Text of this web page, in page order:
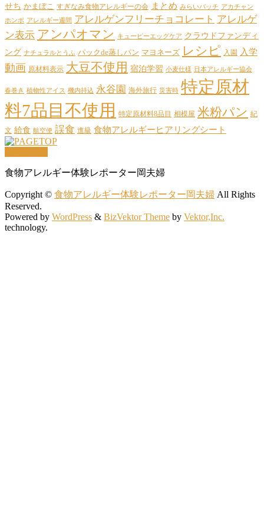
せち かまぼこ すぎなみ食物アレルギーの会 まとめ みらいバッチ アカチャン
ホンポ アレルギー週間 アレルゲンフリーチョコレート アレルゲ
ン表示 アンパオマン キューピーエッグケア クラウドファンディ
ング ナチュラルとうふ パックde蒸しパン マヨネーズ レシピ 入園 入学
動画 原材料表示 大豆不使用 宿泊学習 小麦仕様 日本アレルギー協会
春巻き 植物性アイス 機内持込 永谷園 海外旅行 災害時 特定原材
料7品目不使用
特定原材料8品目 相模屋 米粉パン 紀
文 給食 航空便 誤食 進級 食物アレルギーヒアリングシート
食物アレルギー体験レポーター岡夫婦
Copyright © 食物アレルギー体験レポーター岡夫婦 All Rights
Reserved.
Powered by WordPress & BizVektor Theme by Vektor,Inc.
technology.